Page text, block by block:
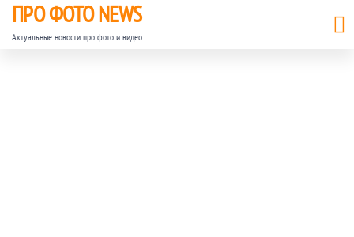
ПРО ФОТО NEWS
Актуальные новости про фото и видео